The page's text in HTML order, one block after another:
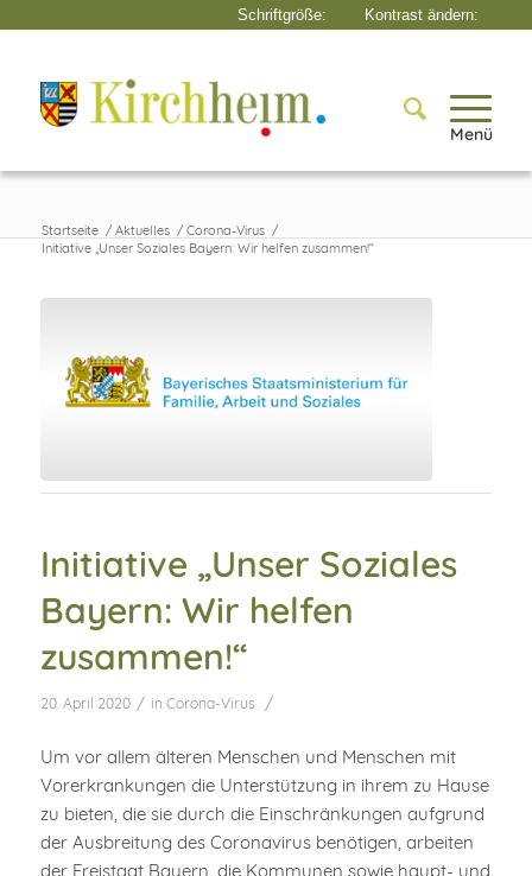
Menü
Startseite / Aktuelles / Corona-Virus /
Initiative „Unser Soziales Bayern: Wir helfen zusammen!“
Initiative „Unser Soziales
Bayern: Wir helfen
zusammen!“
20. April 2020 / in Corona-Virus /
Um vor allem älteren Menschen und Menschen mit
Vorerkrankungen die Unterstützung in ihrem zu Hause
zu bieten, die sie durch die Einschränkungen aufgrund
der Ausbreitung des Coronavirus benötigen, arbeiten
der Freistaat Bayern, die Kommunen sowie haupt- und